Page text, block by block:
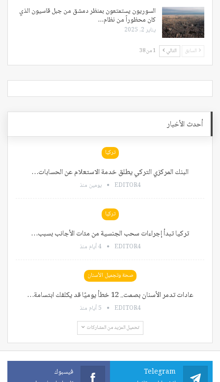
السوريون يستمتعون بمنظر دمشق من جبل قاسيون الذي
كان محظوراً من نظام…
يناير 2, 2025
السابق التالي 1 من 38
أحدث الأخبار
تركيا
البنك المركزي التركي يطلق خدمة الاستعلام عن الحسابات…
EDITOR4 يومين منذ
تركيا
تركيا تبدأ إجراءات سحب الجنسية من مئات الأجانب بسبب…
EDITOR4 4 أيام منذ
صحة وتجميل الأسنان
عادات تدمر الأسنان بصمت.. 12 خطأ يوميًا قد يكلفك ابتسامة…
EDITOR4 5 أيام منذ
تحميل المزيد من المشاركات
Telegram فيسبوك